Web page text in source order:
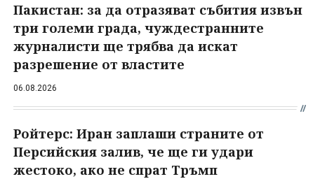
Пакистан: за да отразяват събития извън
три големи града, чуждестранните
журналисти ще трябва да искат
разрешение от властите
06.08.2026
Ройтерс: Иран заплаши страните от
Персийския залив, че ще ги удари
жестоко, ако не спрат Тръмп